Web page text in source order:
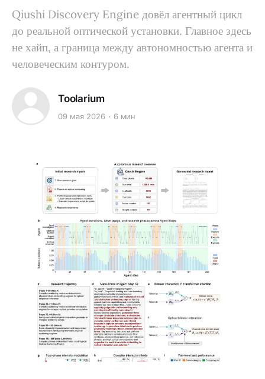
Qiushi Discovery Engine довёл агентный цикл
до реальной оптической установки. Главное здесь
не хайп, а граница между автономностью агента и
человеческим контуром.
Toolarium
09 мая 2026 6 мин